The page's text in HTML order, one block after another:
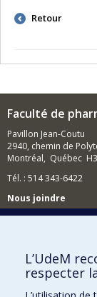
Retour
Faculté de
Pavillon Jean-Coutu
2940, chemin de
Montréal, Québec
Tél. : 514 343-6422
Nous joindre
Nous trouver
L’UdeM
respecter